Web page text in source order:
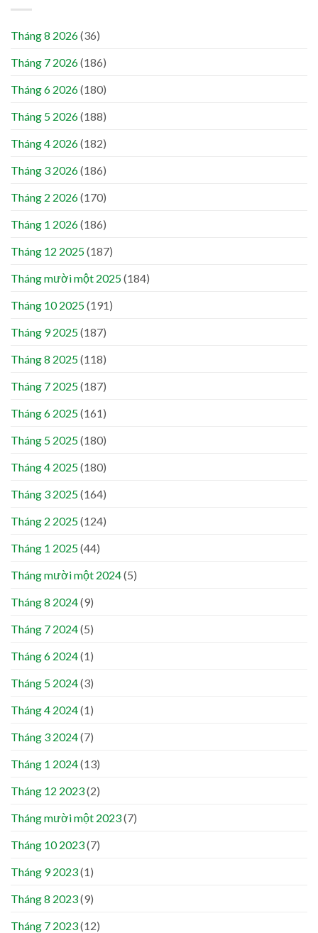
Tháng 8 2026(36)
Tháng 7 2026(186)
Tháng 6 2026(180)
Tháng 5 2026(188)
Tháng 4 2026(182)
Tháng 3 2026(186)
Tháng 2 2026(170)
Tháng 1 2026(186)
Tháng 12 2025(187)
Tháng mười một 2025(184)
Tháng 10 2025(191)
Tháng 9 2025(187)
Tháng 8 2025(118)
Tháng 7 2025(187)
Tháng 6 2025(161)
Tháng 5 2025(180)
Tháng 4 2025(180)
Tháng 3 2025(164)
Tháng 2 2025(124)
Tháng 1 2025(44)
Tháng mười một 2024(5)
Tháng 8 2024(9)
Tháng 7 2024(5)
Tháng 6 2024(1)
Tháng 5 2024(3)
Tháng 4 2024(1)
Tháng 3 2024(7)
Tháng 1 2024(13)
Tháng 12 2023(2)
Tháng mười một 2023(7)
Tháng 10 2023(7)
Tháng 9 2023(1)
Tháng 8 2023(9)
Tháng 7 2023(12)